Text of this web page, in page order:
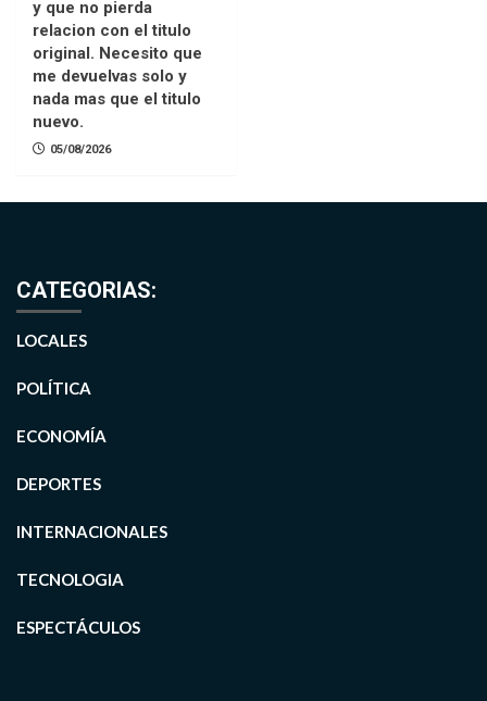
y que no pierda
relacion con el titulo
original. Necesito que
me devuelvas solo y
nada mas que el titulo
nuevo.
05/08/2026
CATEGORIAS:
LOCALES
POLÍTICA
ECONOMÍA
DEPORTES
INTERNACIONALES
TECNOLOGIA
ESPECTÁCULOS